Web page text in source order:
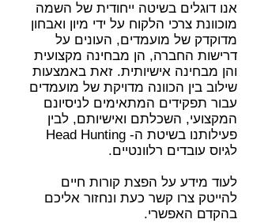
אנו דוגלים בשיטה ייחודית של השמה
מוכוונת צרכי הלקוח על ידי מיון ואבחון
מדוקדק של מועמדים, העונים על
דרישות החברה, הן מבחינה מקצועית
והן מבחינה אישיותית. זאת באמצעות
שילוב בין הכוונה מדויקת של מועמדים
עבור תפקידים המתאימים לניסיונם
המקצועי, השכלתם ואישיותם, לבין
פעילותנו בשיטת ה- Head Hunting
לגיוס עובדים רלוונטיים.
לעוד מידע על הפצת קורות חיים
להייטק צרו קשר כעת ונחזור אליכם
בהקדם האפשרי.